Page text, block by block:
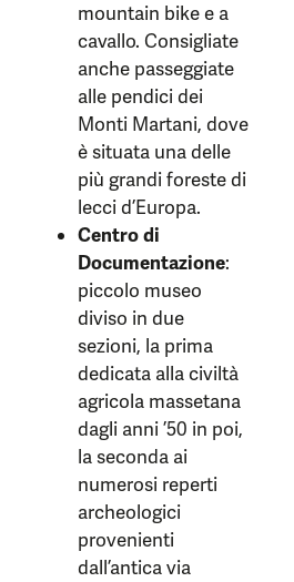
mountain bike e a
cavallo. Consigliate
anche passeggiate
alle pendici dei
Monti Martani, dove
è situata una delle
più grandi foreste di
lecci d’Europa.
Centro di
Documentazione:
piccolo museo
diviso in due
sezioni, la prima
dedicata alla civiltà
agricola massetana
dagli anni ’50 in poi,
la seconda ai
numerosi reperti
archeologici
provenienti
dall’antica via